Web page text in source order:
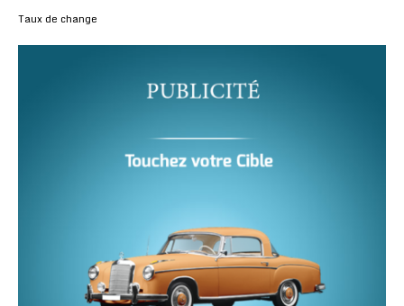
Taux de change